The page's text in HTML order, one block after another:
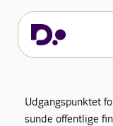
DI's
I DI’s 2035-
forslag, som vil
muligheder end
Udgangspunktet
sunde offentlige